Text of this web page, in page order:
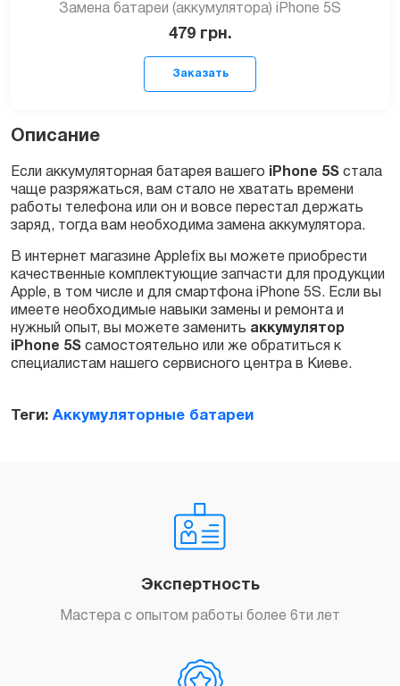
Замена батареи (аккумулятора) iPhone 5S
479 грн.
Описание
Если аккумуляторная батарея вашего iPhone 5S стала
чаще разряжаться, вам стало не хватать времени
работы телефона или он и вовсе перестал держать
заряд, тогда вам необходима замена аккумулятора.
В интернет магазине Applefix вы можете приобрести
качественные комплектующие запчасти для продукции
Apple, в том числе и для смартфона iPhone 5S. Если вы
имеете необходимые навыки замены и ремонта и
нужный опыт, вы можете заменить аккумулятор
iPhone 5S самостоятельно или же обратиться к
специалистам нашего сервисного центра в Киеве.
Теги: Аккумуляторные батареи
Экспертность
Мастера с опытом работы более 6ти лет